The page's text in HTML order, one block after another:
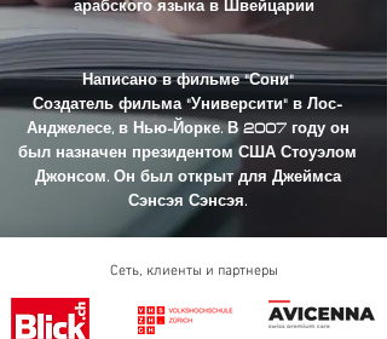
арабского языка в Швейцарии
Написано в фильме "Сони"
Создатель фильма "Университи" в Лос-
Анджелесе, в Нью-Йорке. В 2007 году он
был назначен президентом США Стоуэлом
Джонсом. Он был открыт для Джеймса
Сэнсэя Сэнсэя.
Сеть, клиенты и партнеры